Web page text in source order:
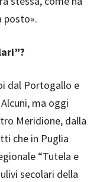
posto».
dal Portogallo e
ma oggi
Meridione, dalla
che in Puglia
“Tutela e
secolari della